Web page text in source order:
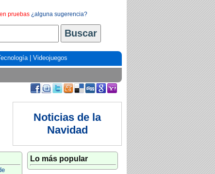
en pruebas ¿alguna sugerencia?
| Videojuegos
Noticias de la
Navidad
Lo más popular